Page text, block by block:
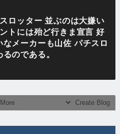
ロッター 並ぶのは大嫌い
トには殆ど行きま宣言 好
メーカーも山佐 パチスロ
のである。